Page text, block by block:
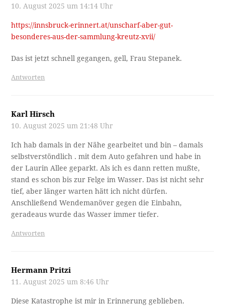
10. August 2025 um 14:14 Uhr
https://innsbruck-erinnert.at/unscharf-aber-gut-
besonderes-aus-der-sammlung-kreutz-xvii/
Das ist jetzt schnell gegangen, gell, Frau Stepanek.
Antworten
Karl Hirsch
10. August 2025 um 21:48 Uhr
Ich hab damals in der Nähe gearbeitet und bin – damals
selbstverstöndlich . mit dem Auto gefahren und habe in
der Laurin Allee geparkt. Als ich es dann retten mußte,
stand es schon bis zur Felge im Wasser. Das ist nicht sehr
tief, aber länger warten hätt ich nicht dürfen.
Anschließend Wendemanöver gegen die Einbahn,
geradeaus wurde das Wasser immer tiefer.
Antworten
Hermann Pritzi
11. August 2025 um 8:46 Uhr
Diese Katastrophe ist mir in Erinnerung geblieben.